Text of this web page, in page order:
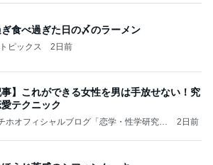
食べ過ぎた日の〆のラーメン
ピックス 2日前
事】これができる女性を男は手放せない！究
テクニック
ホオフィシャルブログ「恋学・性学研究
2日前